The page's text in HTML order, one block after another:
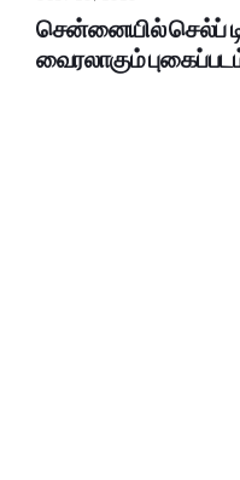
சென்னையில் செல்ப்
வைரலாகும்